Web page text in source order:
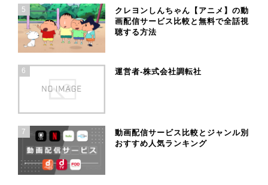
5
クレヨンしんちゃん【アニメ】の動
画配信サービス比較と無料で全話視
聴する方法
6 運営者-株式会社調転社
7
動画配信サービス比較とジャンル別
おすすめ人気ランキング